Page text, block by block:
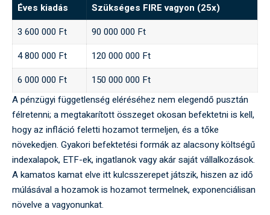
Éves kiadás
Szükséges FIRE vagyon (25x)
3 600 000 Ft
90 000 000 Ft
4 800 000 Ft
120 000 000 Ft
6 000 000 Ft
150 000 000 Ft
A pénzügyi függetlenség eléréséhez nem elegendő pusztán
félretenni; a megtakarított összeget okosan befektetni is kell,
hogy az infláció feletti hozamot termeljen, és a tőke
növekedjen. Gyakori befektetési formák az alacsony költségű
indexalapok, ETF-ek, ingatlanok vagy akár saját vállalkozások.
A kamatos kamat elve itt kulcsszerepet játszik, hiszen az idő
múlásával a hozamok is hozamot termelnek, exponenciálisan
növelve a vagyonunkat.